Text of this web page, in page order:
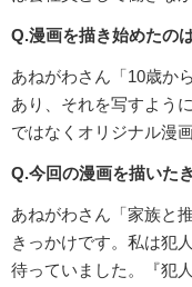
Q.漫画を描き始めたの
あねがわさん「10歳か
あり、それを写すよう
ではなくオリジナル漫
Q.今回の漫画を描いた
あねがわさん「家族と
きっかけです。私は犯
待っていました。『犯